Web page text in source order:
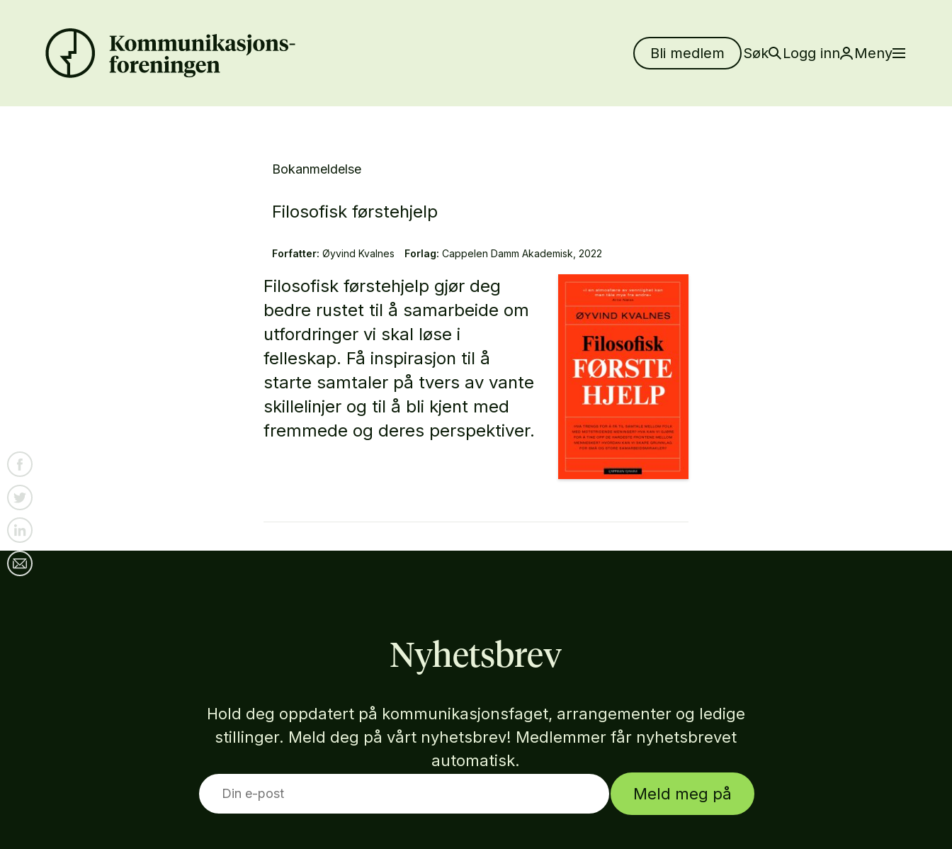
Bli medlem Søk Logg inn Meny
Bokanmeldelse
Filosofisk førstehjelp
Forfatter: Øyvind Kvalnes Forlag: Cappelen Damm Akademisk, 2022
Filosofisk førstehjelp gjør deg
bedre rustet til å samarbeide om
utfordringer vi skal løse i
felleskap. Få inspirasjon til å
starte samtaler på tvers av vante
skillelinjer og til å bli kjent med
fremmede og deres perspektiver.
Nyhetsbrev
Hold deg oppdatert på kommunikasjonsfaget, arrangementer og ledige
stillinger. Meld deg på vårt nyhetsbrev! Medlemmer får nyhetsbrevet
automatisk.
Meld meg på